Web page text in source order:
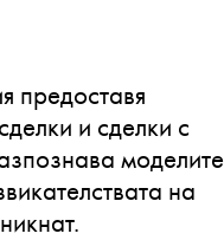
предоставя
и сделки с
на